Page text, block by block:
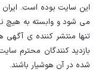
این سایت بوده است.
می شود و وابسته به هیچ
تنها منتشر کننده ی آگهی
بازدید کنندگان محترم
شده در آن هوشیار باشند.